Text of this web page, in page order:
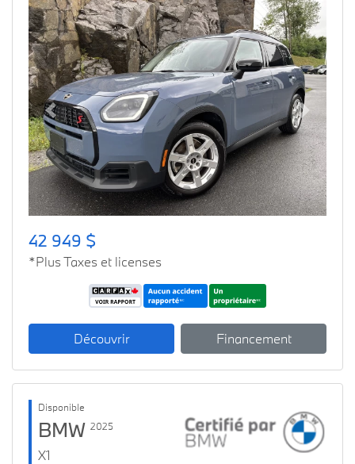
Previous Next
42 949 $
*Plus Taxes et licenses
Découvrir Financement
Disponible
BMW 2025
X1